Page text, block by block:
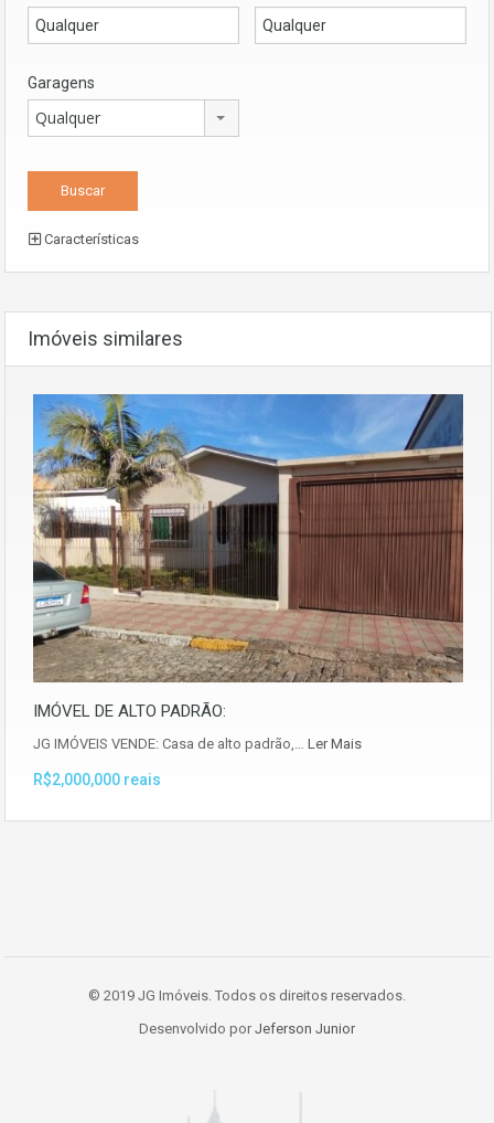
Garagens
Qualquer
Características
Imóveis similares
IMÓVEL DE ALTO PADRÃO:
JG IMÓVEIS VENDE: Casa de alto padrão,… Ler Mais
R$2,000,000 reais
© 2019 JG Imóveis. Todos os direitos reservados.
Desenvolvido por Jeferson Junior